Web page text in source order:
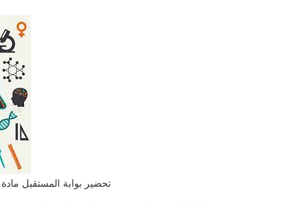
تحضير بوابة المستقبل